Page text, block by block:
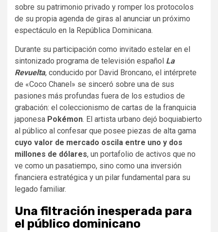
sobre su patrimonio privado y romper los protocolos
de su propia agenda de giras al anunciar un próximo
espectáculo en la República Dominicana.
Durante su participación como invitado estelar en el
sintonizado programa de televisión español La
Revuelta, conducido por David Broncano, el intérprete
de «Coco Chanel» se sinceró sobre una de sus
pasiones más profundas fuera de los estudios de
grabación: el coleccionismo de cartas de la franquicia
japonesa Pokémon. El artista urbano dejó boquiabierto
al público al confesar que posee piezas de alta gama
cuyo valor de mercado oscila entre uno y dos
millones de dólares, un portafolio de activos que no
ve como un pasatiempo, sino como una inversión
financiera estratégica y un pilar fundamental para su
legado familiar.
Una filtración inesperada para
el público dominicano